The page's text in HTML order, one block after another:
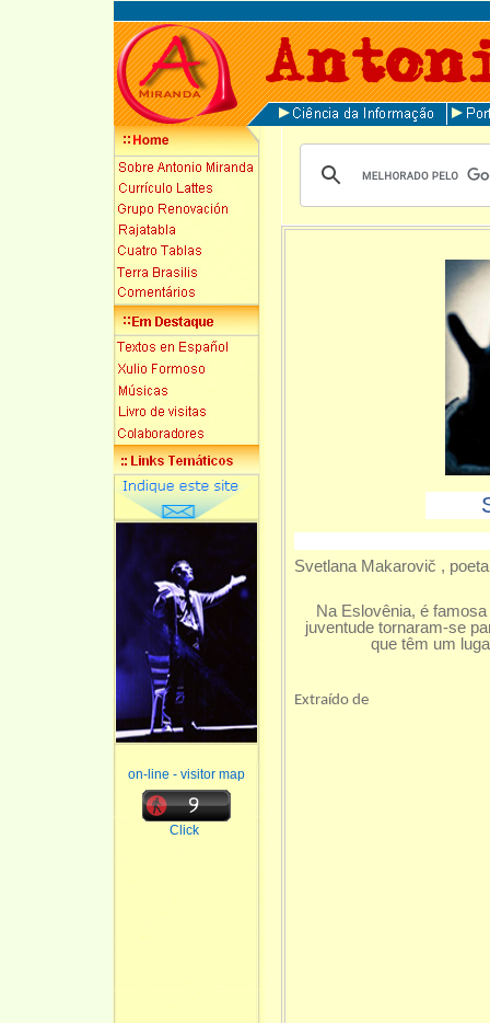
on-line - visitor map
Click
Svetlana Makarovič ,
Na Eslovênia, é
juventude tornaram-se
que têm um
Extraído de